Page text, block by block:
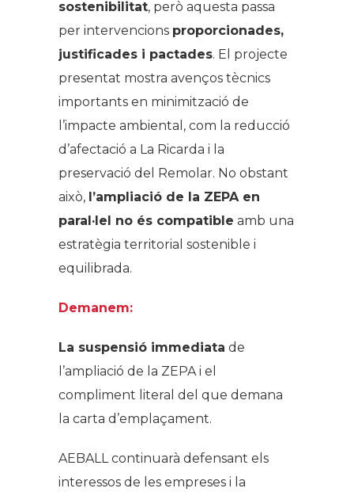
sostenibilitat, però aquesta passa
per intervencions proporcionades,
justificades i pactades. El projecte
presentat mostra avenços tècnics
importants en minimització de
l’impacte ambiental, com la reducció
d’afectació a La Ricarda i la
preservació del Remolar. No obstant
això, l’ampliació de la ZEPA en
paral·lel no és compatible amb una
estratègia territorial sostenible i
equilibrada.
Demanem:
La suspensió immediata de
l’ampliació de la ZEPA i el
compliment literal del que demana
la carta d’emplaçament.
AEBALL continuarà defensant els
interessos de les empreses i la